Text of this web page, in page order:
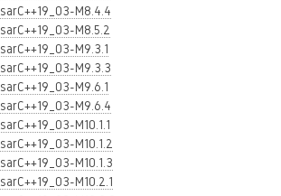
M8.4.4
M8.5.2
M9.3.1
M9.3.3
M9.6.1
M9.6.4
M10.1.1
M10.1.2
M10.1.3
M10.2.1